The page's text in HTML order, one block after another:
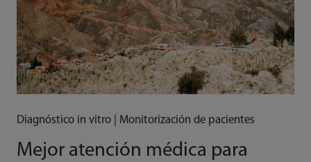
Diagnóstico in vitro | Monitorización de pacientes
Mejor atención médica para